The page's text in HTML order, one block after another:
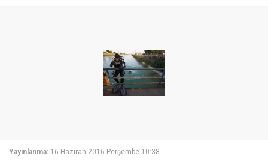
Yayınlanma: 16 Haziran 2016 Perşembe 10:38